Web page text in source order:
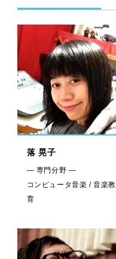
落 晃子
— 専門分野 —
コンピュータ音楽 / 音楽教
育